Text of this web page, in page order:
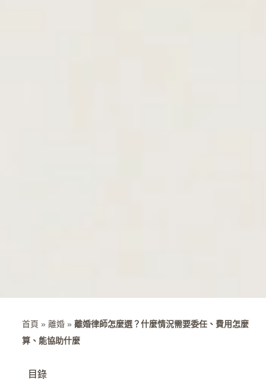
首頁 » 離婚» 離婚律師怎麼選？什麼情況需要委任、費用怎麼
算、能協助什麼
目錄